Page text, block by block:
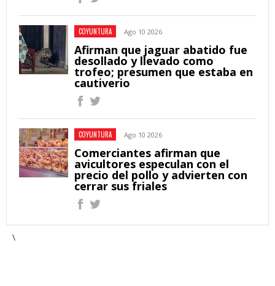
COYUNTURA Ago 10 2026
Afirman que jaguar abatido fue
desollado y llevado como
trofeo; presumen que estaba en
cautiverio
COYUNTURA Ago 10 2026
Comerciantes afirman que
avicultores especulan con el
precio del pollo y advierten con
cerrar sus friales
\